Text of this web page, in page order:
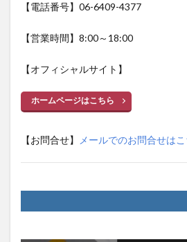
【電話番号】06-6409-4377
【営業時間】8:00～18:00
【オフィシャルサイト】
ホームページはこちら
【お問合せ】 メールでのお問合せはこ